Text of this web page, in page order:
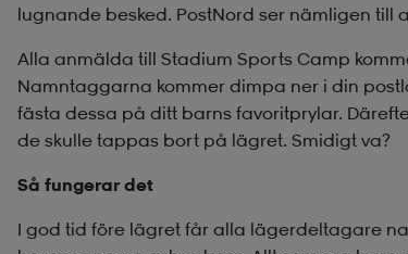
lugnande besked. PostNord ser nämligen till
Alla anmälda till Stadium Sports Camp
Namntaggarna kommer dimpa ner i din
fästa dessa på ditt barns favoritprylar.
de skulle tappas bort på lägret. Smidigt va?
Så fungerar det
I god tid före lägret får alla lägerdeltagare